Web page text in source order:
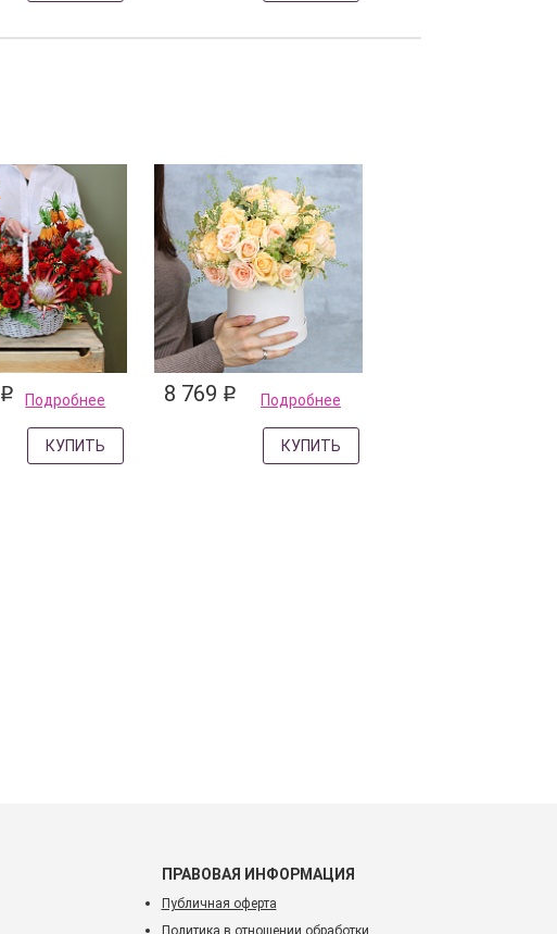
q Подробнее
КУПИТЬ
8 769 q Подробнее
КУПИТЬ
ПРАВОВАЯ ИНФОРМАЦИЯ
Публичная оферта
Политика в отношении обработки